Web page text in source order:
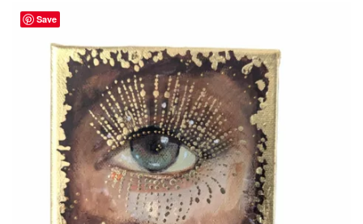
Save